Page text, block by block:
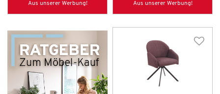
Aus unserer Werbung! Aus unserer Werbung!